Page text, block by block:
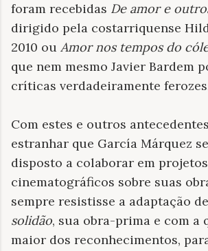
foram recebidas De amor e
dirigido pela costarriquense
2010 ou Amor nos tempos do
que nem mesmo Javier Bardem
críticas verdadeiramente
Com estes e outros
estranhar que García Márquez
disposto a colaborar em projetos
cinematográficos sobre suas
sempre resistisse a adaptação de
solidão, sua obra-prima e com a
maior dos reconhecimentos,